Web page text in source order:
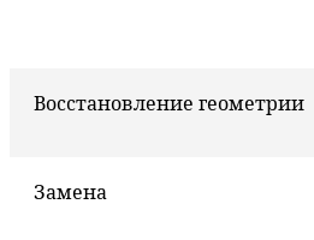
Восстановление геометрии
Замена